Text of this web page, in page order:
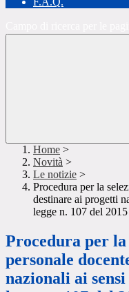
Home >
Novità >
Le notizie >
Procedura per la
destinare ai progetti
legge n. 107 del
Procedura per
personale
nazionali ai